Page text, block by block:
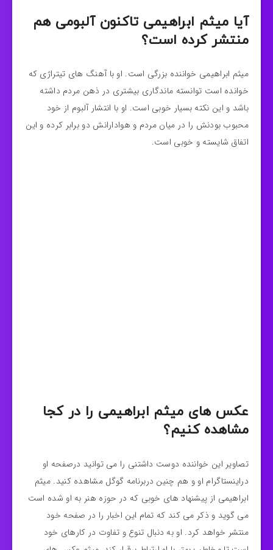
آیا میثم ابراهیمی تاکنون آلبومی هم
منتشر کرده است؟
میثم ابراهیمی خواننده بزرگی است. او با آهنگ های تیتراژی که
خوانده است توانسته ماندگاری بیشتری در ذهن مردم داشته
باشد و این نکته بسیار خوبی است. او با انتشار آلبوم از خود
محبوب بودنش را در میان مردم و هوادارانش دو برابر کرده و این
اتفاق شایسته و خوبی است.
عکس های میثم ابراهیمی را در کجا
مشاهده کنیم؟
تصاویر این خواننده دوست داشتنی را می توانید درصفحه او
دراینستاگرام او و هم چنین دربرنامه گوگل مشاهده کنید. میثم
ابراهیمی از پیشنهاد های خوبی که در حوزه هنر به او شده است
می گوید و ذکر می کند که تمام این اخبار را در صفحه خود
منتشر خواهد کرد. او به دنبال تنوع و تفاوت در کارهای خود